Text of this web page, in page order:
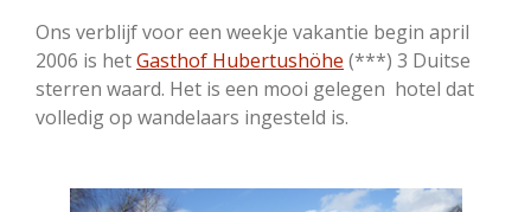
Ons verblijf voor een weekje vakantie begin april
2006 is hetGasthof Hubertushöhe (***) 3 Duitse
sterren waard. Het is een mooi gelegen hotel dat
volledig op wandelaars ingesteld is.